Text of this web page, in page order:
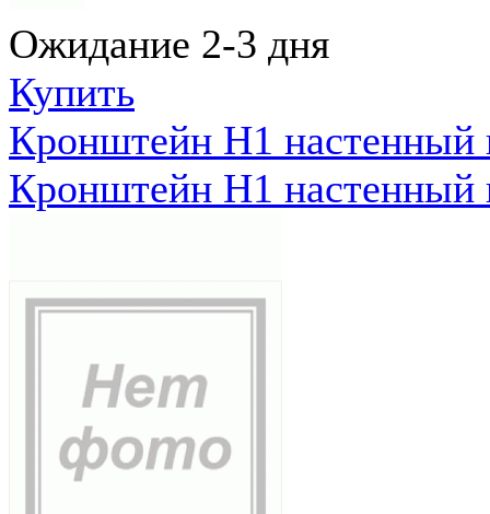
Ожидание 2-3 дня
Купить
Кронштейн Н1
Кронштейн Н1